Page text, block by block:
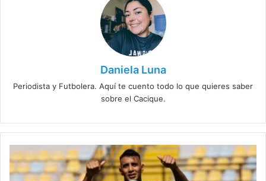
Daniela Luna
Periodista y Futbolera. Aquí te cuento todo lo que quieres saber
sobre el Cacique.
Las
leyendas
de